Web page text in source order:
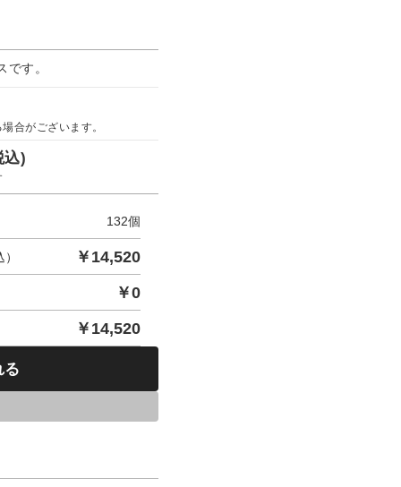
す。
合がございます。
込)
132個
￥ 14,520
￥0
￥ 14,520
る